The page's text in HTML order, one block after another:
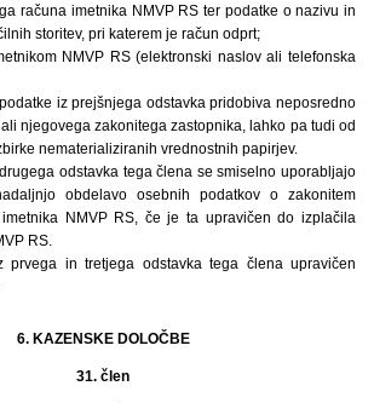
računa imetnika NMVP RS ter podatke o nazivu in
storitev, pri katerem je račun odprt;
NMVP RS (elektronski naslov ali telefonska
iz prejšnjega odstavka pridobiva neposredno
njegovega zakonitega zastopnika, lahko pa tudi od
nematerializiranih vrednostnih papirjev.
odstavka tega člena se smiselno uporabljajo
obdelavo osebnih podatkov o zakonitem
NMVP RS, če je ta upravičen do izplačila
RS.
in tretjega odstavka tega člena upravičen
6. KAZENSKE DOLOČBE
31. člen